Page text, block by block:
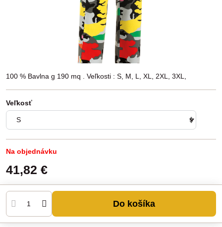
100 % Bavlna g 190 mq . Veľkosti : S, M, L, XL, 2XL, 3XL,
Veľkosť
Na objednávku
41,82 €
Do košíka